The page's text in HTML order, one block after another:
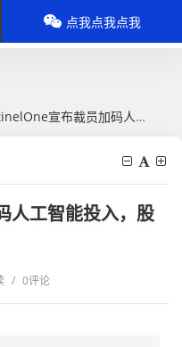
宣布裁员加码人工智能投入，股价大跌12%
人工智能投入，股
/ 0评论
点我点我点我